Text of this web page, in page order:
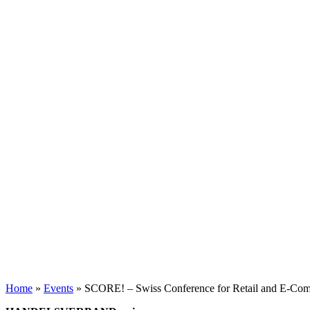
Home » Events » SCORE! – Swiss Conference for Retail and E-